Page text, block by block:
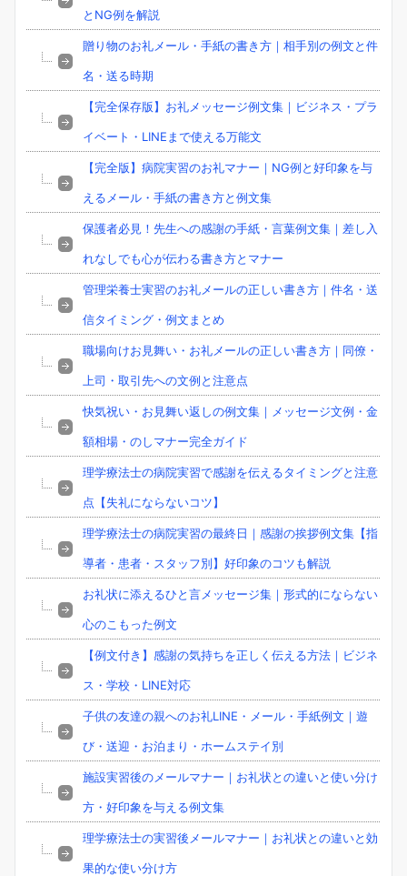
とNG例を解説
贈り物のお礼メール・手紙の書き方｜相手別の例文と件
名・送る時期
【完全保存版】お礼メッセージ例文集｜ビジネス・プラ
イベート・LINEまで使える万能文
【完全版】病院実習のお礼マナー｜NG例と好印象を与
えるメール・手紙の書き方と例文集
保護者必見！先生への感謝の手紙・言葉例文集｜差し入
れなしでも心が伝わる書き方とマナー
管理栄養士実習のお礼メールの正しい書き方｜件名・送
信タイミング・例文まとめ
職場向けお見舞い・お礼メールの正しい書き方｜同僚・
上司・取引先への文例と注意点
快気祝い・お見舞い返しの例文集｜メッセージ文例・金
額相場・のしマナー完全ガイド
理学療法士の病院実習で感謝を伝えるタイミングと注意
点【失礼にならないコツ】
理学療法士の病院実習の最終日｜感謝の挨拶例文集【指
導者・患者・スタッフ別】好印象のコツも解説
お礼状に添えるひと言メッセージ集｜形式的にならない
心のこもった例文
【例文付き】感謝の気持ちを正しく伝える方法｜ビジネ
ス・学校・LINE対応
子供の友達の親へのお礼LINE・メール・手紙例文｜遊
び・送迎・お泊まり・ホームステイ別
施設実習後のメールマナー｜お礼状との違いと使い分け
方・好印象を与える例文集
理学療法士の実習後メールマナー｜お礼状との違いと効
果的な使い分け方